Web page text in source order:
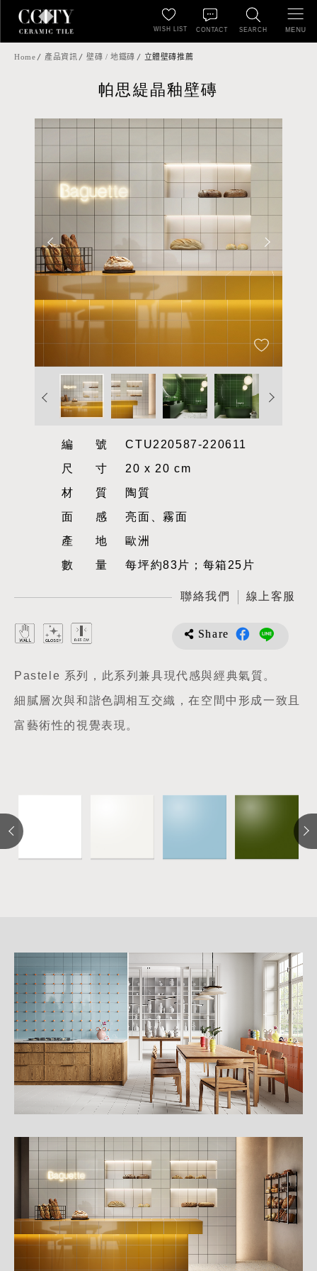
SEARCH
WISH LIST CONTACT MENU
Home 產品資訊 壁磚 / 地鐵磚 立體壁磚推薦
帕思緹晶釉壁磚
編號CTU220587-220611
尺寸20 x 20 cm
材質陶質
面感亮面、霧面
產地歐洲
數量每坪約83片；每箱25片
聯絡我們 線上客服
Share
Pastele 系列，此系列兼具現代感與經典氣質。
細膩層次與和諧色調相互交織，在空間中形成一致且
富藝術性的視覺表現。
詳
細
介
紹